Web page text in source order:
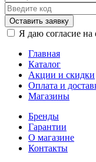
Оставить заявку
Я даю согласие
Главная
Каталог
Акции и скидки
Оплата и
Магазины
Бренды
Гарантии
О магазине
Контакты